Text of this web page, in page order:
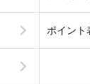
ポイント